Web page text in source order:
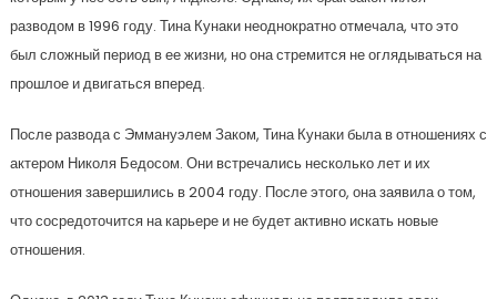
разводом в 1996 году. Тина Кунаки неоднократно отмечала, что это
был сложный период в ее жизни, но она стремится не оглядываться на
прошлое и двигаться вперед.
После развода с Эммануэлем Заком, Тина Кунаки была в отношениях с
актером Николя Бедосом. Они встречались несколько лет и их
отношения завершились в 2004 году. После этого, она заявила о том,
что сосредоточится на карьере и не будет активно искать новые
отношения.